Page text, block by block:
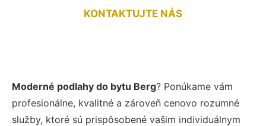
KONTAKTUJTE NÁS
Moderné podlahy do bytu Berg? Ponúkame vám
profesionálne, kvalitné a zároveň cenovo rozumné
služby, ktoré sú prispôsobené vašim individuálnym